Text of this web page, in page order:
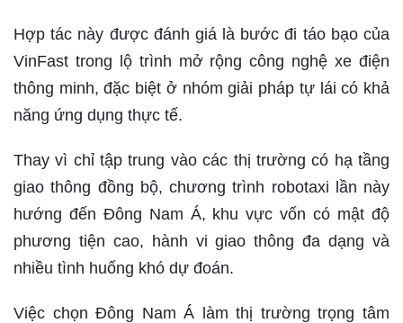
Hợp tác này được đánh giá là bước đi táo bạo của
VinFast trong lộ trình mở rộng công nghệ xe điện
thông minh, đặc biệt ở nhóm giải pháp tự lái có khả
năng ứng dụng thực tế.
Thay vì chỉ tập trung vào các thị trường có hạ tầng
giao thông đồng bộ, chương trình robotaxi lần này
hướng đến Đông Nam Á, khu vực vốn có mật độ
phương tiện cao, hành vi giao thông đa dạng và
nhiều tình huống khó dự đoán.
Việc chọn Đông Nam Á làm thị trường trọng tâm